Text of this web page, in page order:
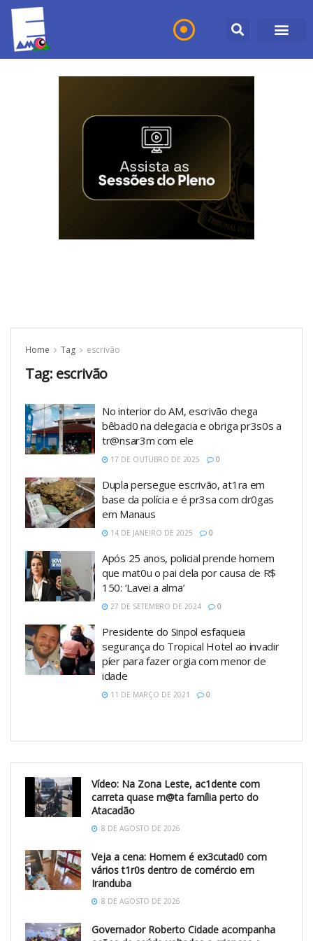
Home Tag escrivão
Tag: escrivão
No interior do AM, escrivão chega
bêbad0 na delegacia e obriga pr3s0s a
tr@nsar3m com ele
17 DE OUTUBRO DE 2025 0
Dupla persegue escrivão, at1ra em
base da polícia e é pr3sa com dr0gas
em Manaus
14 DE JANEIRO DE 2025 0
Após 25 anos, policial prende homem
que mat0u o pai dela por causa de R$
150: ‘Lavei a alma’
27 DE SETEMBRO DE 2024 0
Presidente do Sinpol esfaqueia
segurança do Tropical Hotel ao invadir
píer para fazer orgia com menor de
idade
11 DE MARÇO DE 2021 0
Vídeo: Na Zona Leste, ac1dente com
carreta quase m@ta família perto do
Atacadão
8 DE AGOSTO DE 2026
Veja a cena: Homem é ex3cutad0 com
vários t1r0s dentro de comércio em
Iranduba
8 DE AGOSTO DE 2026
Governador Roberto Cidade acompanha